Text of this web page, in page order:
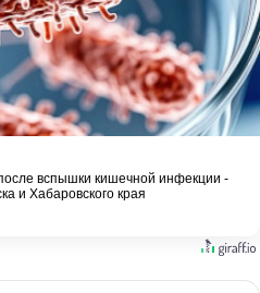
вспышки кишечной инфекции -
и Хабаровского края